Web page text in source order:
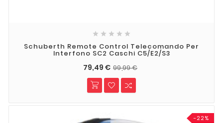
    
Schuberth Remote Control Telecomando Per
Interfono SC2 Caschi C5/E2/S3
79,49 € 99,99 €
-22%